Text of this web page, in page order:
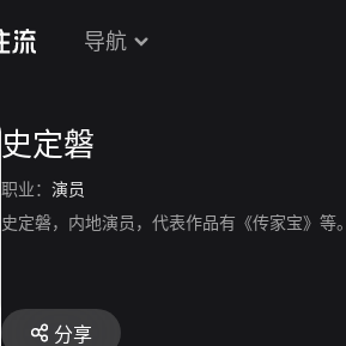
导航
史定磐
职业： 演员
史定磐，内地演员，代表作品有《传家宝》等
分享